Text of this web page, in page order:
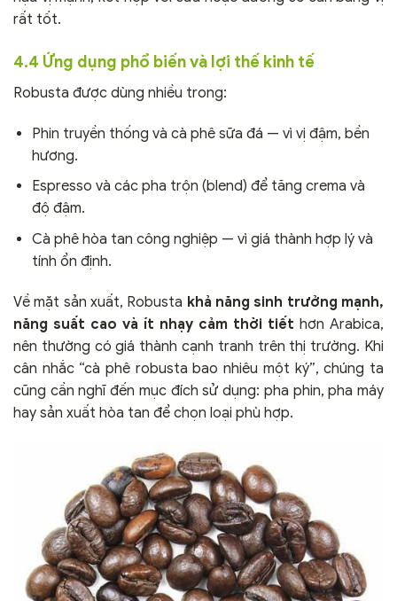
rất tốt.
4.4 Ứng dụng phổ biến và lợi thế kinh tế
Robusta được dùng nhiều trong:
Phin truyền thống và cà phê sữa đá — vì vị đậm, bền
hương.
Espresso và các pha trộn (blend) để tăng crema và
độ đậm.
Cà phê hòa tan công nghiệp — vì giá thành hợp lý và
tính ổn định.
Về mặt sản xuất, Robusta khả năng sinh trưởng mạnh,
năng suất cao và ít nhạy cảm thời tiết hơn Arabica,
nên thường có giá thành cạnh tranh trên thị trường. Khi
cân nhắc “cà phê robusta bao nhiêu một ký”, chúng ta
cũng cần nghĩ đến mục đích sử dụng: pha phin, pha máy
hay sản xuất hòa tan để chọn loại phù hợp.